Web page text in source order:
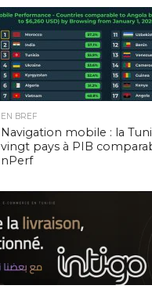
EN BREF
Navigation mobile : la
vingt pays à PIB
nPerf